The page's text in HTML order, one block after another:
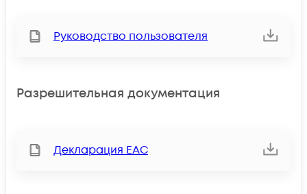
Руководство пользователя
Разрешительная документация
Декларация ЕАС